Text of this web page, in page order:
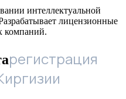
интеллектуальной
лицензионные
компаний.
регистрация